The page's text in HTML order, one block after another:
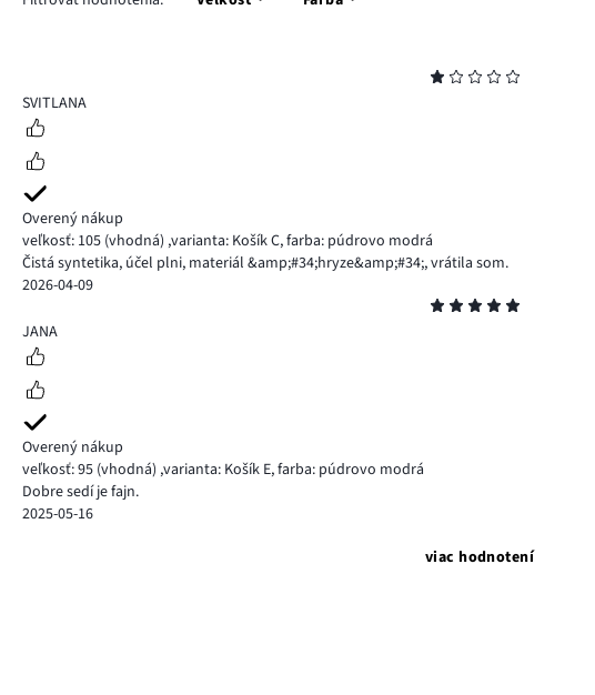
1
SVITLANA
Overený nákup
veľkosť: 105 (vhodná) ,varianta: Košík C,farba: púdrovo modrá
Čistá syntetika, účel plni, materiál &amp;#34;hryze&amp;#34;, vrátila som.
2026-04-09
5
JANA
Overený nákup
veľkosť: 95 (vhodná) ,varianta: Košík E,farba: púdrovo modrá
Dobre sedí je fajn.
2025-05-16
viac hodnotení